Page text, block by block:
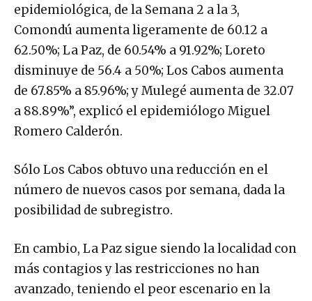
epidemiológica, de la Semana 2 a la 3,
Comondú aumenta ligeramente de 60.12 a
62.50%; La Paz, de 60.54% a 91.92%; Loreto
disminuye de 56.4 a 50%; Los Cabos aumenta
de 67.85% a 85.96%; y Mulegé aumenta de 32.07
a 88.89%”, explicó el epidemiólogo Miguel
Romero Calderón.
Sólo Los Cabos obtuvo una reducción en el
número de nuevos casos por semana, dada la
posibilidad de subregistro.
En cambio, La Paz sigue siendo la localidad con
más contagios y las restricciones no han
avanzado, teniendo el peor escenario en la